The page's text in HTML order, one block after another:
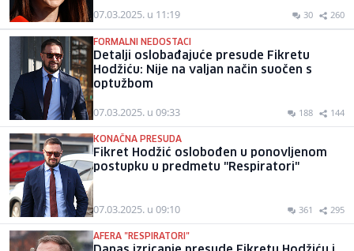
07.03.2025. u 11:19 30 260
FORMALNI NEDOSTACI
Detalji oslobađajuće presude Fikretu
Hodžiću: Nije na valjan način suočen s
optužbom
07.03.2025. u 09:33 188 144
KONAČNA PRESUDA
Fikret Hodžić oslobođen u ponovljenom
postupku u predmetu "Respiratori"
07.03.2025. u 09:10 361 295
AFERA "RESPIRATORI"